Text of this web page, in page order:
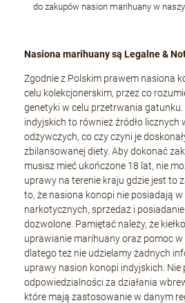
do zakupów nasion marihuany w
Nasiona marihuany są Legalne &
Zgodnie z Polskim prawem nasiona
celu kolekcjonerskim, przez co
genetyki w celu przetrwania
indyjskich to również źródło licznych
odżywczych, co czy czyni je
zbilansowanej diety. Aby dokonać
musisz mieć ukończone 18 lat, nie
uprawy na terenie kraju gdzie jest to
to, że nasiona konopi nie posiadają
narkotycznych, sprzedaż i
dozwolone. Pamiętać należy, że
uprawianie marihuany oraz pomoc
dlatego też nie udzielamy żadnych
uprawy nasion konopi indyjskich.
odpowiedzialności za działania
które mają zastosowanie w danym